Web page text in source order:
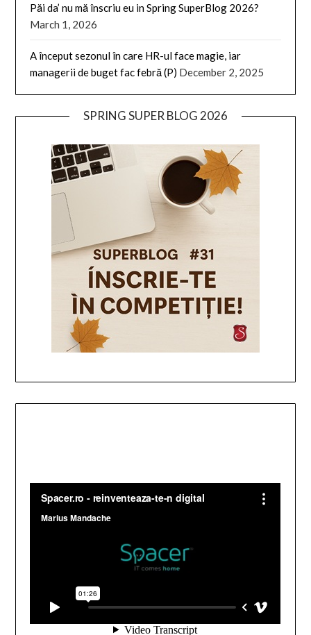
Păi da’ nu mă înscriu eu in Spring SuperBlog 2026?
March 1, 2026
A început sezonul în care HR-ul face magie, iar
managerii de buget fac febră (P) December 2, 2025
SPRING SUPER BLOG 2026